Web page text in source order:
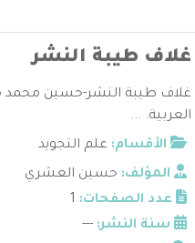
غلاف طيبة النشر
غلاف طيبة النشر-حسين
العربية. ...
الأقسام: علم التجويد
المؤلف: حسين العشري
عدد الصفحات:
سنة النشر: ---